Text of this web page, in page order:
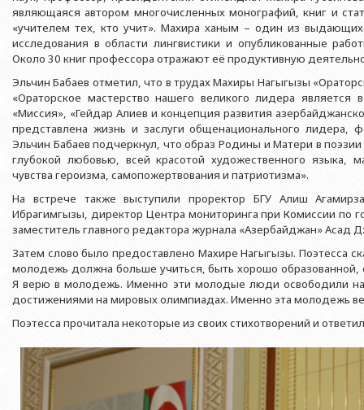
Выпускники БГУ
Почетные доктора
Образование в БГУ
Перечень специальностей
Знаменательные даты в истории БГУ
Отдел протокола
Служба психологической помощи
Культурно-творческий центр
Спортивно-оздоровительный
Университетская газета
Типография
Издательство
Филологический
Исторический
Факультет
Юридический
Факультет
Факультет
Факультет Теология
Азербайджанской
Юридическое
Азербайджанской
Юридическое
образования
Юридическое
Азербайджанской
Юридическое
и образования
являющаяся автором многочисленных монографий, книг и
«учителем тех, кто учит». Махира ханым – один из
исследования в области лингвистики и опубликованные
Около 30 книг профессора отражают её продуктивную
Эльчин Бабаев отметил, что в трудах Махиры Нагыгызы
«Ораторское мастерство нашего великого лидера является
«Миссия», «Гейдар Алиев и концепция развития
представлена жизнь и заслуги общенационального лидера,
Эльчин Бабаев подчеркнул, что образ Родины и Матери в
глубокой любовью, всей красотой художественного языка,
чувства героизма, самопожертвования и патриотизма».
На встрече также выступили проректор БГУ Алиш
Ибрагимгызы, директор Центра мониторинга при Комиссии по
заместитель главного редактора журнала «Азербайджан» Асад
Затем слово было предоставлено Махире Нагыгызы. Поэтесса
молодежь должна больше учиться, быть хорошо образованной,
Я верю в молодежь. Именно эти молодые люди освободили
достижениями на мировых олимпиадах. Именно эта молодежь
Поэтесса прочитала некоторые из своих стихотворений и